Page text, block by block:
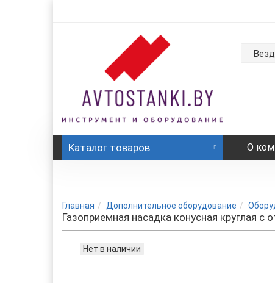
Каталог товаров О
Главная Дополнительное оборудование
Газоприемная насадка конусная круглая
Нет в наличии